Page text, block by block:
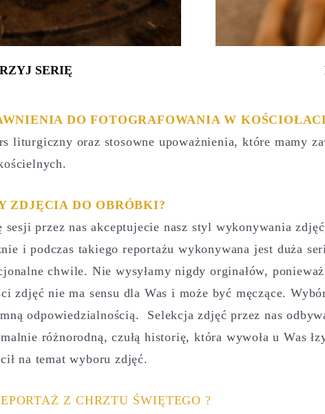
SERIĘ
DO FOTOGRAFOWANIA W
liturgiczny oraz stosowne upoważnienia, które mamy
ZDJĘCIA DO OBRÓBKI?
sesji przez nas akceptujecie nasz styl wykonywania
i podczas takiego reportażu wykonywana jest duża
chwile. Nie wysyłamy nigdy orginałów,
zdjęć nie ma sensu dla Was i może być męczące.
odpowiedzialnością. Selekcja zdjęć przez nas
różnorodną, czułą historię, która wywoła u Was
na temat wyboru zdjęć.
Z CHRZTU ŚWIĘTEGO ?